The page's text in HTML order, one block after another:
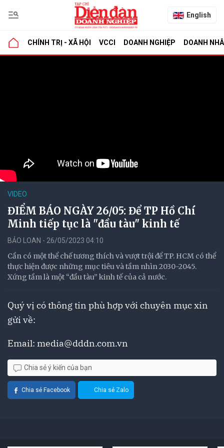
English
CHÍNH TRỊ - XÃ HỘI VCCI DOANH NGHIỆP DOANH
VIDEO
ĐIỂM BÁO NGÀY 26/05: Để TP Hồ Chí
Minh tiếp tục là "đầu tàu" kinh tế
BẢO LOAN - 26/05/2023 04:10
Cần có một thể chế tương thích và vượt trội để TP. HCM có thể
thực hiện được những mục tiêu và tầm nhìn 2030-2045.
Xứng tầm là một “đầu tàu” kinh tế của cả nước.
Quý vị có thông tin phù hợp với chuyên mục xin
gửi về:
Email: media@dddn.com.vn
Chia sẻ ý kiến của bạn
Chia sẻ Facebook Chia sẻ Zalo